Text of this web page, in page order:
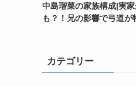
中島瑠菜の家族構成|実
も？！兄の影響で弓道が
カテゴリー